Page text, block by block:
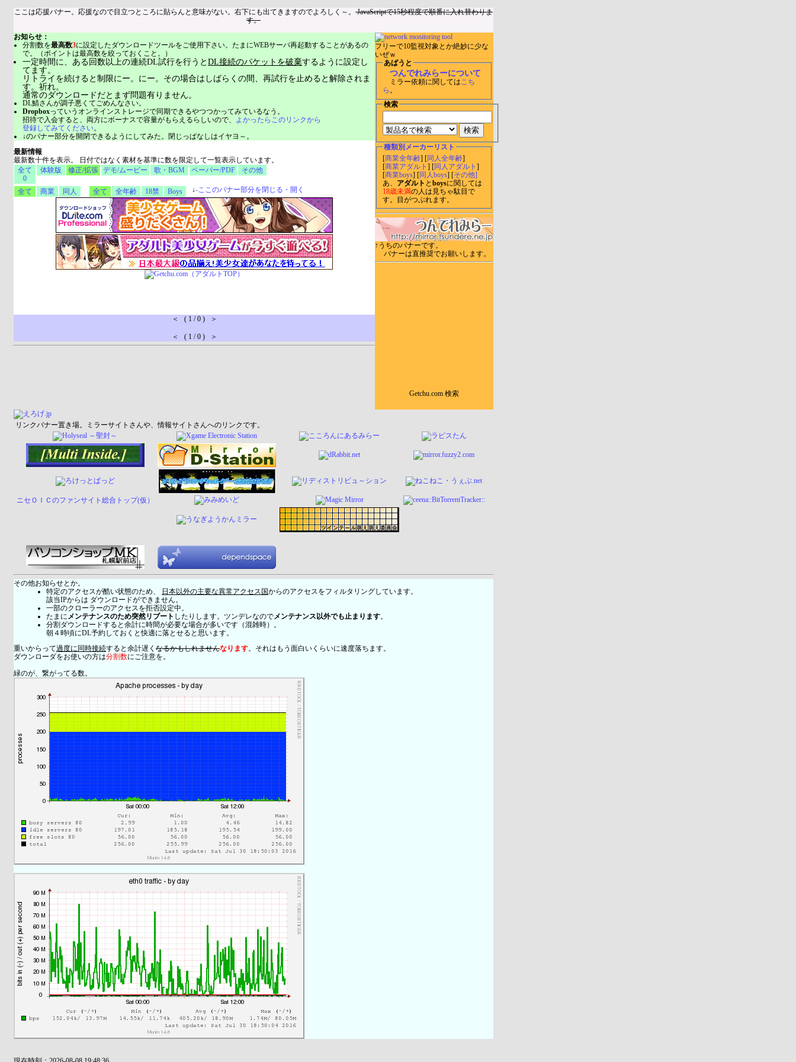
ここは応援バナー。応援なので目立つところに貼らんと意味がない。右下にも出てきますのでよろしく～。 JavaScriptで15秒程度で順番に入れ替わりま
す。
フリーで10監視対象とか絶妙に少な
いぜｗ
あばうと
つんでれみらーについて
ミラー依頼に関してはこち
ら 。
検索
種類別メーカーリスト
[商業全年齢 ] [同人全年齢]
[商業アダルト ] [同人アダルト ]
[商業boys] [同人boys ] [その他]
あ、 アダルト とboysに関しては
18歳未満の人は見ちゃ駄目で
す。目がつぶれます。
↑うちのバナーです。
バナーは直推奨でお願いします。
Getchu.com 検索
お知らせ：
分割数を最高数3に設定したダウンロードツールをご使用下さい。たまにWEBサーバ再起動することがあるの
で。（ポイントは最高数を絞っておくこと。）
一定時間に、ある回数以上の連続DL試行を行うとDL接続のパケットを破棄するように設定し
てます。
リトライを続けると制限にー。にー。その場合はしばらくの間、再試行を止めると解除されま
す。祈れ。
通常のダウンロードだとまず問題有りません。
DL鯖さんが調子悪くてごめんなさい。
Dropboxっていうオンラインストレージで同期できるやつつかってみているなう。
招待で入会すると、両方にボーナスで容量がもらえるらしいので、 よかったらこのリンクから
登録してみてください。
↓のバナー部分を開閉できるようにしてみた。閉じっぱなしはイヤヨ～。
最新情報
最新数十件を表示。 日付ではなく素材を基準に数を限定して一覧表示しています。
全て
0
体験版 修正/拡張 デモ/ムービー 歌・BGM ペーパー/PDF その他
全て 商業 同人 全て 全年齢 18禁 Boys ↓-ここのバナー部分を閉じる・開く
＜ ( 1 / 0 ) ＞
＜ ( 1 / 0 ) ＞
リンクバナー置き場。ミラーサイトさんや、情報サイトさんへのリンクです。
ニセＯＩＣのファンサイト総合トップ(仮）
その他お知らせとか。
特定のアクセスが酷い状態のため、
日本以外の主要な異常アクセス国からのアクセスをフィルタリングしています。
該当IPからは ダウンロードができません。
一部のクローラーのアクセスを拒否設定中。
たまにメンテナンスのため突然リブート したりします。ツンデレなのでメンテナンス以外でも止まります。
分割ダウンロードすると余計に時間が必要な場合が多いです（混雑時）。
朝４時頃にDL予約しておくと快適に落とせると思います。
重いからって過度に同時接続すると余計遅く なるかもしれませんなります。それはもう面白いくらいに速度落ちます。
ダウンローダをお使いの方は分割数にご注意を。
緑のが、繋がってる数。